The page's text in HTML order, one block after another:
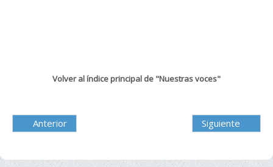
Volver al índice principal de "Nuestras voces"
Anterior Siguiente